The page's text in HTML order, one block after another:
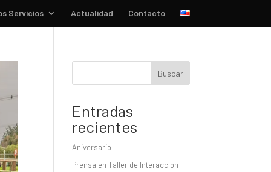
Servicios Actualidad Contacto
Buscar
Entradas
recientes
Aniversario
Prensa en Taller de Interacción